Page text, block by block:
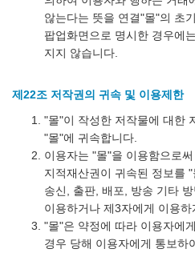
않는다는 뜻을 연결"몰"의 초
팝업화면으로 명시한 경우에
지지 않습니다.
제22조 저작권의 귀속 및 이용제한
"몰"이 작성한 저작물에 대한
"몰"에 귀속합니다.
이용자는 "몰"을 이용함으로
지적재산권이 귀속된 정보를
송신, 출판, 배포, 방송 기타
이용하거나 제3자에게 이용
"몰"은 약정에 따라 이용자에
경우 당해 이용자에게 통보하